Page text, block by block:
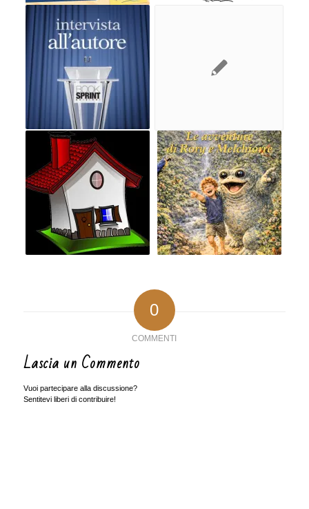
0
COMMENTI
Lascia un Commento
Vuoi partecipare alla discussione?
Sentitevi liberi di contribuire!